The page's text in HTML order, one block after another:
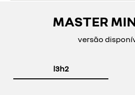
MASTER
versão
l3h2